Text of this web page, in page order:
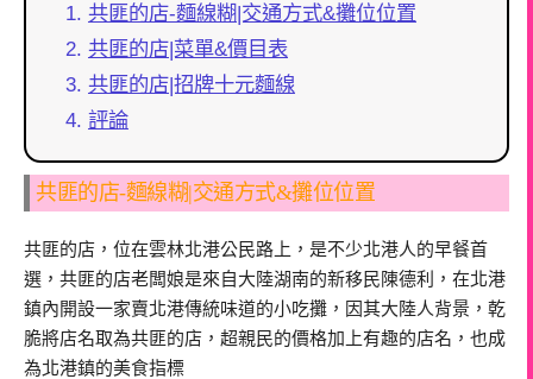
共匪的店-麵線糊|交通方式&攤位位置
共匪的店|菜單&價目表
共匪的店|招牌十元麵線
評論
共匪的店-麵線糊|交通方式&攤位位置
共匪的店，位在雲林北港公民路上，是不少北港人的早餐首
選，共匪的店老闆娘是來自大陸湖南的新移民陳德利，在北港
鎮內開設一家賣北港傳統味道的小吃攤，因其大陸人背景，乾
脆將店名取為共匪的店，超親民的價格加上有趣的店名，也成
為北港鎮的美食指標